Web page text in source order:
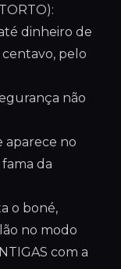
dinheiro de
centavo, pelo
não
aparece no
da
o boné,
no modo
com a